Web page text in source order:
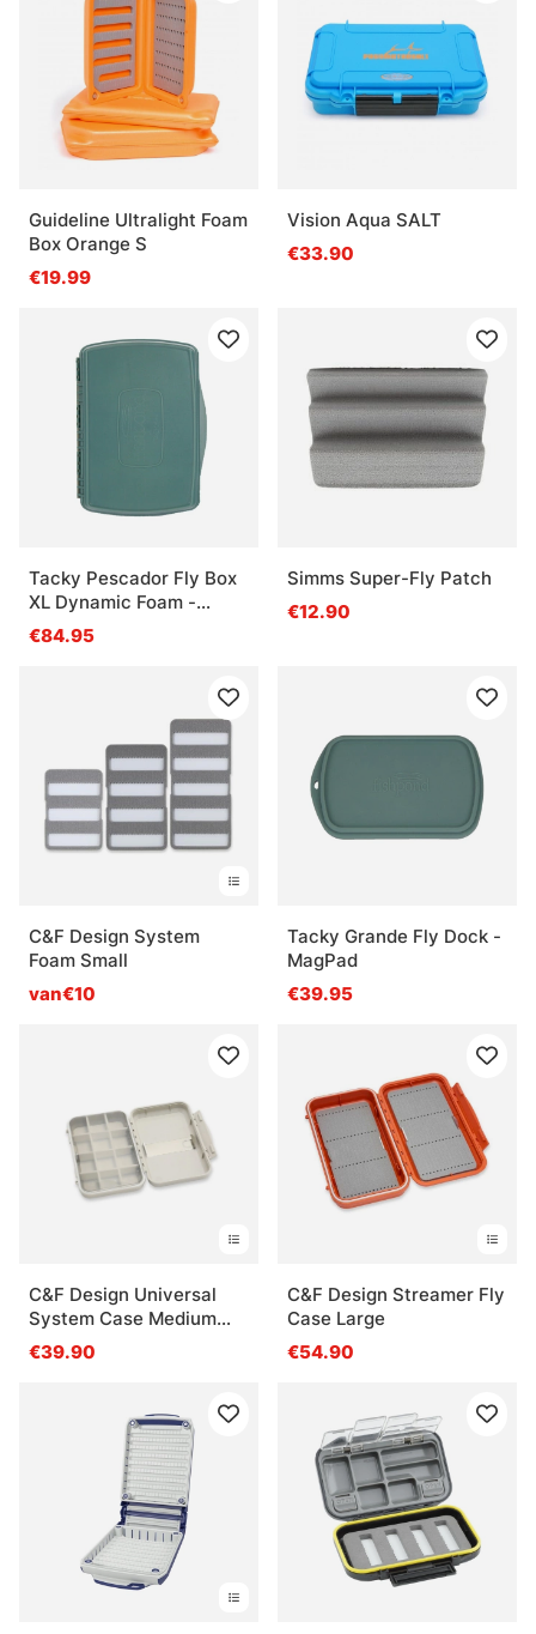
Guideline Ultralight Foam
Box Orange S
€19.99
Vision Aqua SALT
€33.90
Tacky Pescador Fly Box
XL Dynamic Foam -
Smoke Grey
€84.95
Simms Super-Fly Patch
€12.90
C&F Design System
Foam Small
van€10
Tacky Grande Fly Dock -
MagPad
€39.95
C&F Design Universal
System Case Medium
with Comp.
€39.90
C&F Design Streamer Fly
Case Large
€54.90